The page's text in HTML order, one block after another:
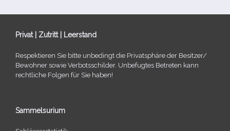
Privat | Zutritt | Leerstand
Respektieren Sie bitte unbe­dingt die Privatsphäre der Besitzer/​
Bewohner sowie Verbotsschilder. Unbefugtes Betreten kann
recht­li­che Folgen für Sie haben!
Sammelsurium